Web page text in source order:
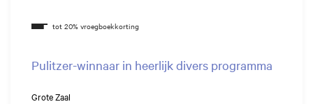
Pulitzer-winnaar in heerlijk divers programma
Grote Zaal